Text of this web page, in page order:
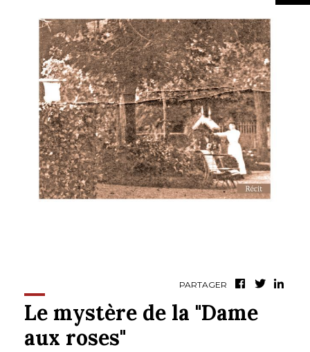
Le mystère de la "Dame
aux roses"
PARTAGER